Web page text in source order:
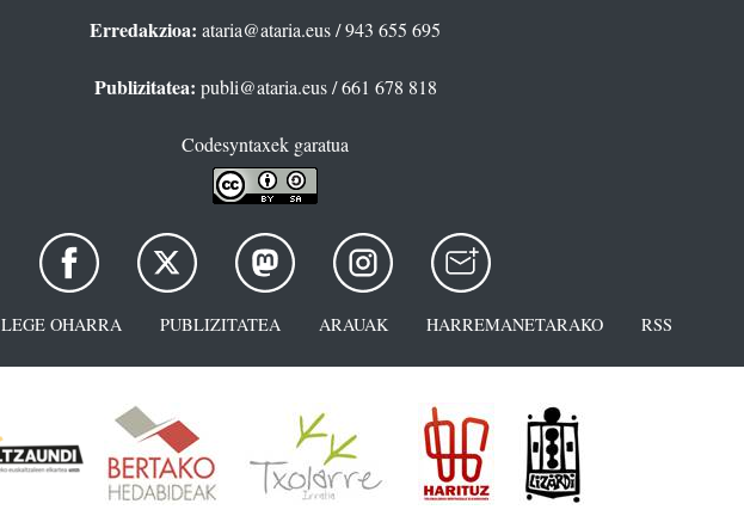
Erredakzioa: ataria@ataria.eus/ 943 655 695
Publizitatea: publi@ataria.eus/ 661 678 818
Codesyntaxek garatua
LEGE OHARRA PUBLIZITATEA ARAUAK HARREMANETARAKO RSS